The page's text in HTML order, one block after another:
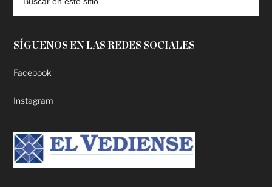
SÍGUENOS EN LAS REDES SOCIALES
Facebook
Instagram